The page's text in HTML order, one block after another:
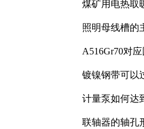
煤矿用电热取
照明母线槽的
A516Gr70对
镀镍钢带可以
计量泵如何达
联轴器的轴孔